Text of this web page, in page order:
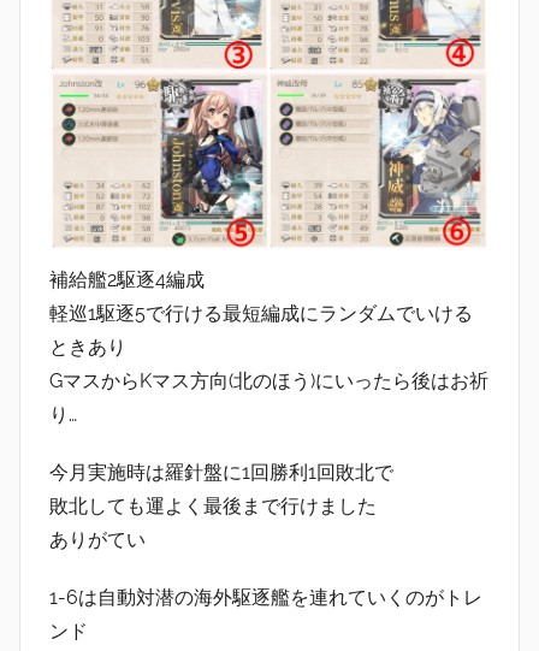
補給艦2駆逐4編成
軽巡1駆逐5で行ける最短編成にランダムでいける
ときあり
GマスからKマス方向(北のほう)にいったら後はお祈
り…
今月実施時は羅針盤に1回勝利1回敗北で
敗北しても運よく最後まで行けました
ありがてい
1-6は自動対潜の海外駆逐艦を連れていくのがトレ
ンド